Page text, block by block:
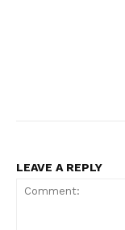
LEAVE A REPLY